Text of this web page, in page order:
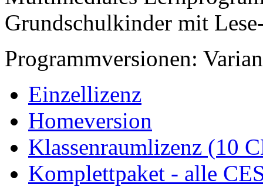
Grundschulkinder mit
Programmversionen:
Einzellizenz
Homeversion
Klassenraumlizenz (10
Komplettpaket - alle